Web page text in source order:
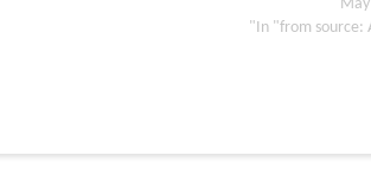
In "from source: